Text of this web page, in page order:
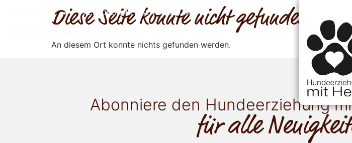
HUNDESCHULE PERSÖNLICHKEITSENTWICKLUNG
Diese Seite konnte nicht gefunden
An diesem Ort konnte nichts gefunden werden.
Abonniere den Hundeerziehung
für alle